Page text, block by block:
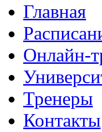
Главная
Онлайн-
Тренеры
Контакты